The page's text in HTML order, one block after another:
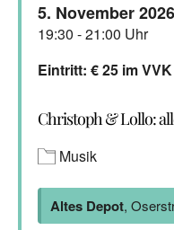
5. November 2026
19:30 - 21:00 Uhr
Eintritt: € 25 im VVK
Christoph & Lollo:
Musik
Altes Depot,